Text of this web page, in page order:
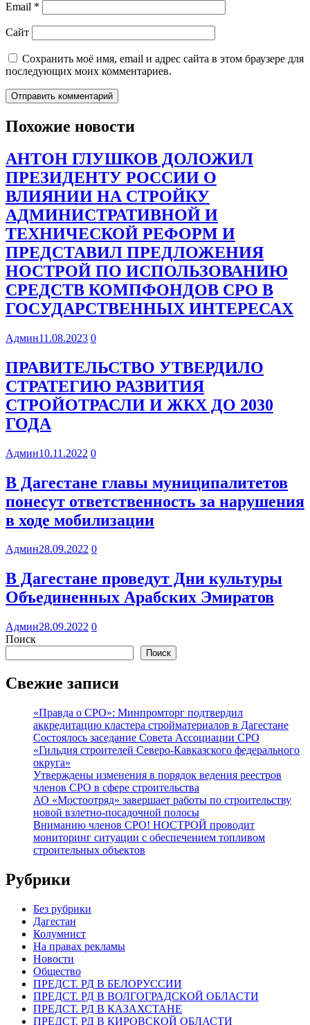
Email *
Сайт
Сохранить моё имя, email и адрес сайта в этом браузере для
последующих моих комментариев.
Похожие новости
АНТОН ГЛУШКОВ ДОЛОЖИЛ
ПРЕЗИДЕНТУ РОССИИ О
ВЛИЯНИИ НА СТРОЙКУ
АДМИНИСТРАТИВНОЙ И
ТЕХНИЧЕСКОЙ РЕФОРМ И
ПРЕДСТАВИЛ ПРЕДЛОЖЕНИЯ
НОСТРОЙ ПО ИСПОЛЬЗОВАНИЮ
СРЕДСТВ КОМПФОНДОВ СРО В
ГОСУДАРСТВЕННЫХ ИНТЕРЕСАХ
Админ11.08.2023 0
ПРАВИТЕЛЬСТВО УТВЕРДИЛО
СТРАТЕГИЮ РАЗВИТИЯ
СТРОЙОТРАСЛИ И ЖКХ ДО 2030
ГОДА
Админ10.11.2022 0
В Дагестане главы муниципалитетов
понесут ответственность за нарушения
в ходе мобилизации
Админ28.09.2022 0
В Дагестане проведут Дни культуры
Объединенных Арабских Эмиратов
Админ28.09.2022 0
Поиск
Поиск
Свежие записи
«Правда о СРО»: Минпромторг подтвердил
аккредитацию кластера стройматериалов в Дагестане
Состоялось заседание Совета Ассоциации СРО
«Гильдия строителей Северо-Кавказского федерального
округа»
Утверждены изменения в порядок ведения реестров
членов СРО в сфере строительства
АО «Мостоотряд» завершает работы по строительству
новой взлетно-посадочной полосы
Вниманию членов СРО! НОСТРОЙ проводит
мониторинг ситуации с обеспечением топливом
строительных объектов
Рубрики
Без рубрики
Дагестан
Колумнист
На правах рекламы
Новости
Общество
ПРЕДСТ. РД В БЕЛОРУССИИ
ПРЕДСТ. РД В ВОЛГОГРАДСКОЙ ОБЛАСТИ
ПРЕДСТ. РД В КАЗАХСТАНЕ
ПРЕДСТ. РД В КИРОВСКОЙ ОБЛАСТИ